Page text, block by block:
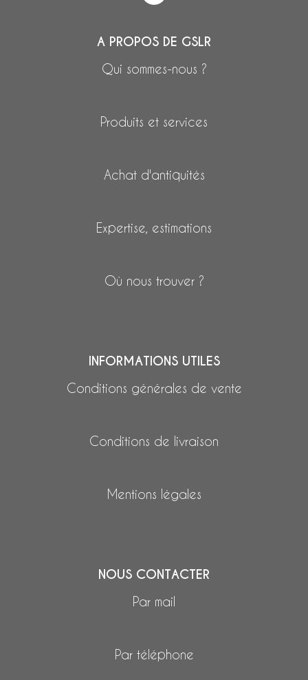
A PROPOS DE GSLR
Qui sommes-nous ?
Produits et services
Achat d'antiquités
Expertise, estimations
Où nous trouver ?
INFORMATIONS UTILES
Conditions générales de vente
Conditions de livraison
Mentions légales
NOUS CONTACTER
Par mail
Par téléphone